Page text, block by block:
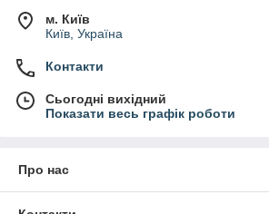
м. Київ
Київ, Україна
Контакти
Сьогодні вихідний
Показати весь графік роботи
Про нас